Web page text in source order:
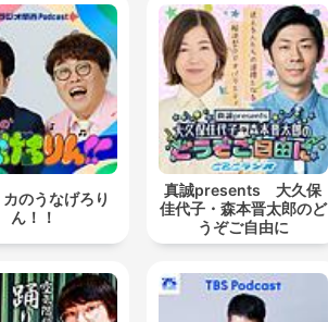
のうなげろり
ん！！
真誠presents 大久保
佳代子・森本晋太郎のど
うぞご自由に